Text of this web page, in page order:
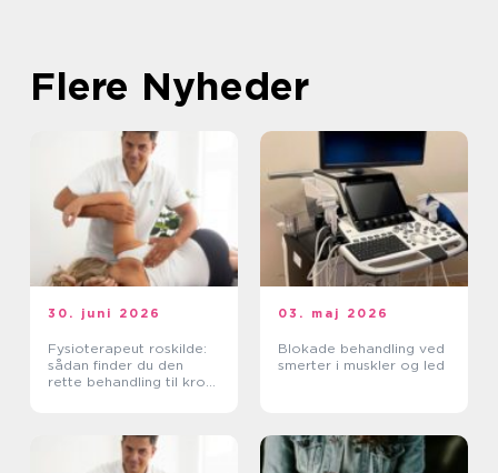
Flere Nyheder
30. juni 2026
Fysioterapeut roskilde:
sådan finder du den
rette behandling til krop
03. maj 2026
Blokade behandling ved
smerter i muskler og led